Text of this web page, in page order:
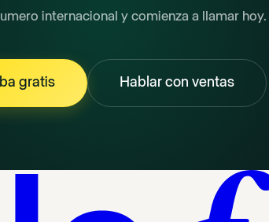
internacional y comienza a llamar hoy.
gratis Hablar con ventas